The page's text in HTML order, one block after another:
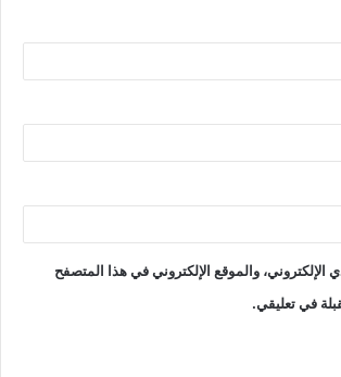
والموقع الإلكتروني في هذا المتصفح
في تعليقي.